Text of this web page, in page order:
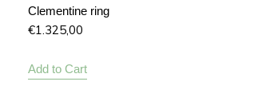
Clementine ring
€1.325,00
Add to Cart